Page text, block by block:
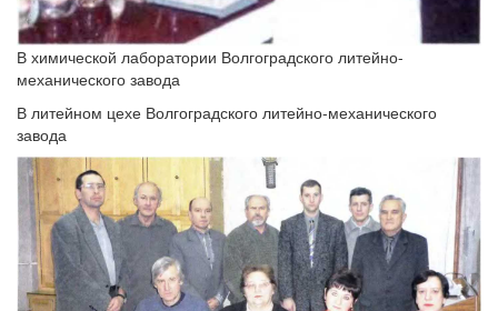
В химической лаборатории Волгоградского литейно-
механического завода
В литейном цехе Волгоградского литейно-механического
завода